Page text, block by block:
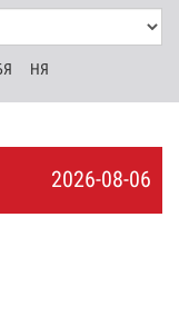
НЯ
2026-08-06